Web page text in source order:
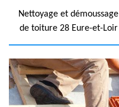
Nettoyage et démoussage
de toiture 28 Eure-et-Loir